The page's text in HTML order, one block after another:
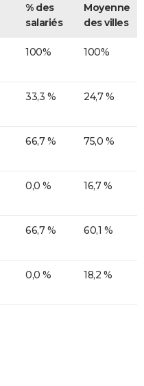
% des
salariés
Moyenne
des villes
100% 100%
33,3 % 24,7 %
66,7 % 75,0 %
0,0 % 16,7 %
66,7 % 60,1 %
0,0 % 18,2 %